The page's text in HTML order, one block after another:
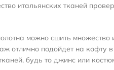
итальянских тканей
можно сшить множество
отлично подойдет на кофту
будь то джинс или